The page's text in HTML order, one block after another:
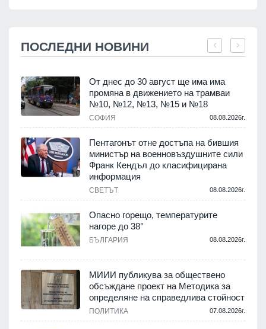
ПОСЛЕДНИ НОВИНИ
От днес до 30 август ще има има
промяна в движението на трамваи
№10, №12, №13, №15 и №18
СОФИЯ 08.08.2026г.
Пентагонът отне достъпа на бившия
министър на военновъздушните сили
Франк Кендъл до класифицирана
информация
СВЕТЪТ 08.08.2026г.
Опасно горещо, температурите
нагоре до 38°
БЪЛГАРИЯ 08.08.2026г.
МИИИ публикува за обществено
обсъждане проект на Методика за
определяне на справедлива стойност
ПОЛИТИКА 07.08.2026г.